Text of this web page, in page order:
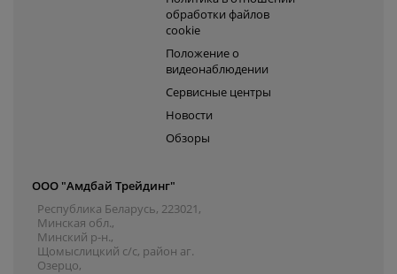
обработки файлов
cookie
Положение о
видеонаблюдении
Сервисные центры
Новости
Обзоры
ООО "Амдбай Трейдинг"
Республика Беларусь, 223021,
Минская обл.,
Минский р-н.,
Щомыслицкий с/с, район аг.
Озерцо,